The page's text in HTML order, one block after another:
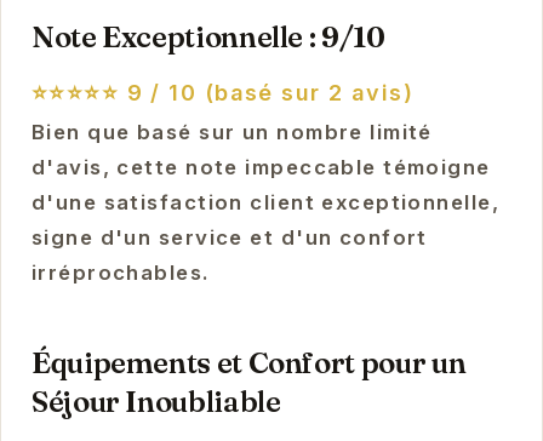
Note Exceptionnelle : 9/10
⭐️⭐️⭐️⭐️⭐️ 9 / 10 (basé sur 2 avis)
Bien que basé sur un nombre limité
d'avis, cette note impeccable témoigne
d'une satisfaction client exceptionnelle,
signe d'un service et d'un confort
irréprochables.
Équipements et Confort pour un
Séjour Inoubliable